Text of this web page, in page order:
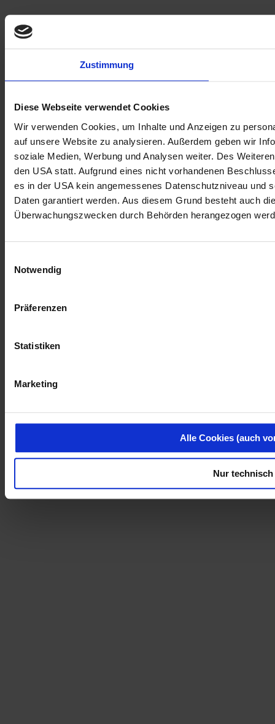
Zustimmung
Diese Webseite verwendet Cookies
Wir verwenden Cookies, um Inhalte und Anzeigen zu
auf unsere Website zu analysieren. Außerdem geben wir
soziale Medien, Werbung und Analysen weiter. Des
den USA statt. Aufgrund eines nicht vorhandenen
es in der USA kein angemessenes Datenschutzniveau und
Daten garantiert werden. Aus diesem Grund besteht auch
Überwachungszwecken durch Behörden herangezogen
Notwendig
Präferenzen
Statistiken
Marketing
Alle Cookies (auch
Nur